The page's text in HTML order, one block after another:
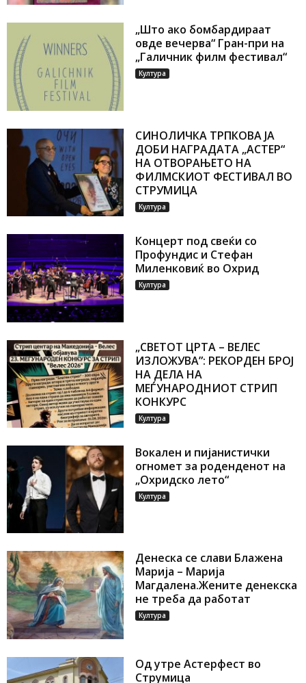
„Што ако бомбардираат
овде вечерва“ Гран-при на
„Галичник филм фестивал“
Култура
СИНОЛИЧКА ТРПКОВА ЈА
ДОБИ НАГРАДАТА „АСТЕР“
НА ОТВОРАЊЕТО НА
ФИЛМСКИОТ ФЕСТИВАЛ ВО
СТРУМИЦА
Култура
Концерт под свеќи со
Профундис и Стефан
Миленковиќ во Охрид
Култура
„СВЕТОТ ЦРТА – ВЕЛЕС
ИЗЛОЖУВА”: РЕКОРДЕН БРОЈ
НА ДЕЛА НА
МЕЃУНАРОДНИОТ СТРИП
КОНКУРС
Култура
Вокален и пијанистички
огномет за роденденот на
„Охридско лето“
Култура
Денеска се слави Блажена
Марија – Марија
Магдалена.Жените денекска
не треба да работат
Култура
Од утре Астерфест во
Струмица